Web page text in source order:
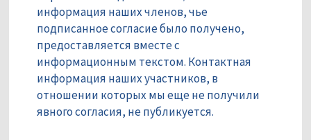
информация наших членов, чье
подписанное согласие было получено,
предоставляется вместе с
информационным текстом. Контактная
информация наших участников, в
отношении которых мы еще не получили
явного согласия, не публикуется.